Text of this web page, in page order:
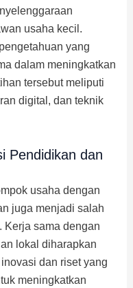
usaha kecil.
yang
dalam meningkatkan
tersebut meliputi
digital, dan teknik
Pendidikan dan
usaha dengan
juga menjadi salah
Kerja sama dengan
lokal diharapkan
dan riset yang
meningkatkan